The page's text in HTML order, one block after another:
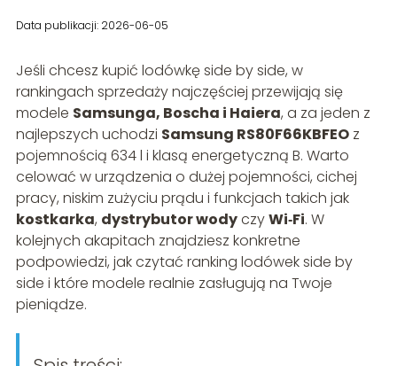
Data publikacji: 2026-06-05
Jeśli chcesz kupić lodówkę side by side, w
rankingach sprzedaży najczęściej przewijają się
modele Samsunga, Boscha i Haiera, a za jeden z
najlepszych uchodzi Samsung RS80F66KBFEOz
pojemnością 634 l i klasą energetyczną B. Warto
celować w urządzenia o dużej pojemności, cichej
pracy, niskim zużyciu prądu i funkcjach takich jak
kostkarka, dystrybutor wodyczyWi‑Fi. W
kolejnych akapitach znajdziesz konkretne
podpowiedzi, jak czytać ranking lodówek side by
side i które modele realnie zasługują na Twoje
pieniądze.